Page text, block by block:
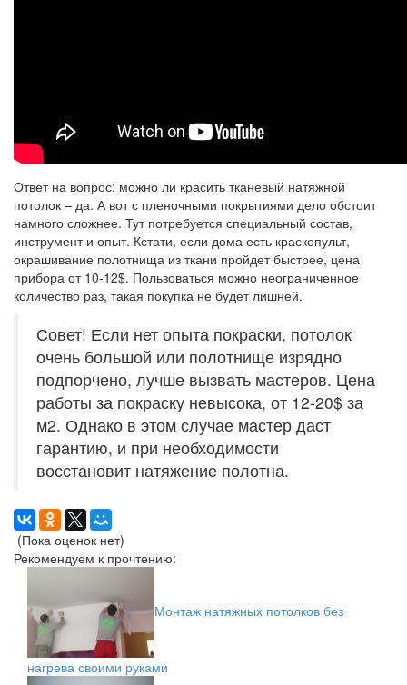
Ответ на вопрос: можно ли красить тканевый натяжной
потолок – да. А вот с пленочными покрытиями дело обстоит
намного сложнее. Тут потребуется специальный состав,
инструмент и опыт. Кстати, если дома есть краскопульт,
окрашивание полотнища из ткани пройдет быстрее, цена
прибора от 10-12$. Пользоваться можно неограниченное
количество раз, такая покупка не будет лишней.
Совет! Если нет опыта покраски, потолок
очень большой или полотнище изрядно
подпорчено, лучше вызвать мастеров. Цена
работы за покраску невысока, от 12-20$ за
м2. Однако в этом случае мастер даст
гарантию, и при необходимости
восстановит натяжение полотна.
(Пока оценок нет)
Рекомендуем к прочтению:
Монтаж натяжных потолков без
нагрева своими руками